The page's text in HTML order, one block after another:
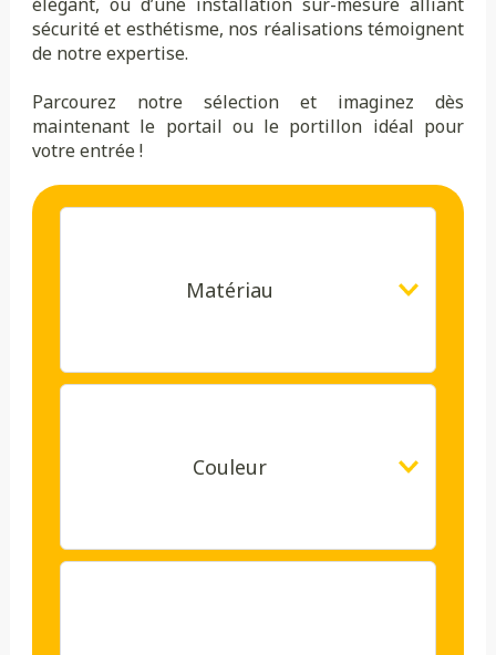
sécurité et esthétisme, nos réalisations témoignent
de notre expertise.
Parcourez notre sélection et imaginez dès
maintenant le portail ou le portillon idéal pour
votre entrée !
Matériau
Couleur